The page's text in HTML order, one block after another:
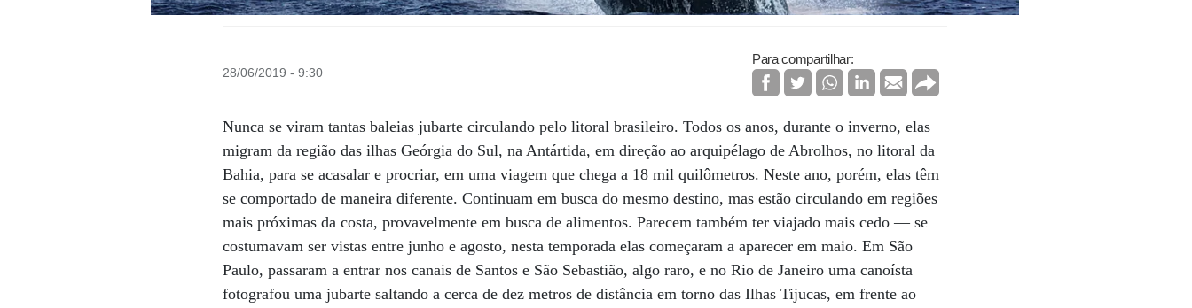
28/06/2019 - 9:30
Para compartilhar:
Nunca se viram tantas baleias jubarte circulando pelo litoral brasileiro. Todos os anos, durante o inverno, elas
migram da região das ilhas Geórgia do Sul, na Antártida, em direção ao arquipélago de Abrolhos, no litoral da
Bahia, para se acasalar e procriar, em uma viagem que chega a 18 mil quilômetros. Neste ano, porém, elas têm
se comportado de maneira diferente. Continuam em busca do mesmo destino, mas estão circulando em regiões
mais próximas da costa, provavelmente em busca de alimentos. Parecem também ter viajado mais cedo — se
costumavam ser vistas entre junho e agosto, nesta temporada elas começaram a aparecer em maio. Em São
Paulo, passaram a entrar nos canais de Santos e São Sebastião, algo raro, e no Rio de Janeiro uma canoísta
fotografou uma jubarte saltando a cerca de dez metros de distância em torno das Ilhas Tijucas, em frente ao